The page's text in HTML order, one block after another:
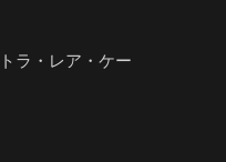
ラ・レア・ケー